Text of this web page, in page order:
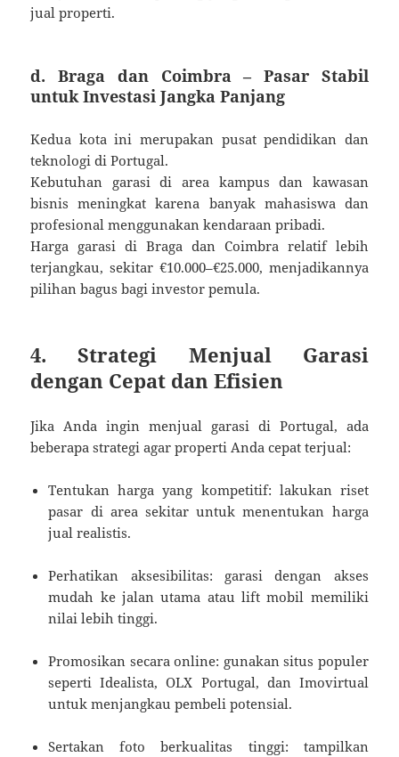
jual properti.
d. Braga dan Coimbra – Pasar Stabil
untuk Investasi Jangka Panjang
Kedua kota ini merupakan pusat pendidikan dan
teknologi di Portugal.
Kebutuhan garasi di area kampus dan kawasan
bisnis meningkat karena banyak mahasiswa dan
profesional menggunakan kendaraan pribadi.
Harga garasi di Braga dan Coimbra relatif lebih
terjangkau, sekitar €10.000–€25.000, menjadikannya
pilihan bagus bagi investor pemula.
4. Strategi Menjual Garasi
dengan Cepat dan Efisien
Jika Anda ingin menjual garasi di Portugal, ada
beberapa strategi agar properti Anda cepat terjual:
Tentukan harga yang kompetitif: lakukan riset
pasar di area sekitar untuk menentukan harga
jual realistis.
Perhatikan aksesibilitas: garasi dengan akses
mudah ke jalan utama atau lift mobil memiliki
nilai lebih tinggi.
Promosikan secara online: gunakan situs populer
seperti Idealista, OLX Portugal, dan Imovirtual
untuk menjangkau pembeli potensial.
Sertakan foto berkualitas tinggi: tampilkan